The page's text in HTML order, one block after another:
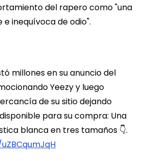
del rapero como "una
inequívoca de odio".
millones en su anuncio del
Yeezy y luego
de su sitio dejando
para su compra: Una
blanca en tres tamaños 👇.